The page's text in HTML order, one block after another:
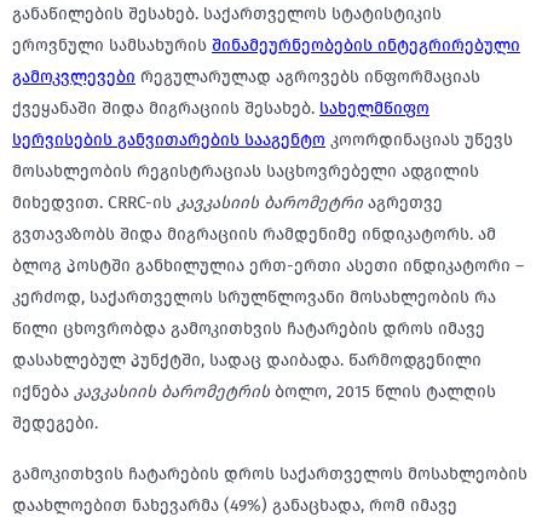
განაწილების შესახებ. საქართველოს სტატისტიკის
ეროვნული სამსახურის შინამეურნეობების ინტეგრირებული
გამოკვლევები რეგულარულად აგროვებს ინფორმაციას
ქვეყანაში შიდა მიგრაციის შესახებ. სახელმწიფო
სერვისების განვითარების სააგენტო კოორდინაციას უწევს
მოსახლეობის რეგისტრაციას საცხოვრებელი ადგილის
მიხედვით. CRRC-ის კავკასიის ბარომეტრი აგრეთვე
გვთავაზობს შიდა მიგრაციის რამდენიმე ინდიკატორს. ამ
ბლოგ პოსტში განხილულია ერთ-ერთი ასეთი ინდიკატორი –
კერძოდ, საქართველოს სრულწლოვანი მოსახლეობის რა
წილი ცხოვრობდა გამოკითხვის ჩატარების დროს იმავე
დასახლებულ პუნქტში, სადაც დაიბადა. წარმოდგენილი
იქნება კავკასიის ბარომეტრის ბოლო, 2015 წლის ტალღის
შედეგები.
გამოკითხვის ჩატარების დროს საქართველოს მოსახლეობის
დაახლოებით ნახევარმა (49%) განაცხადა, რომ იმავე